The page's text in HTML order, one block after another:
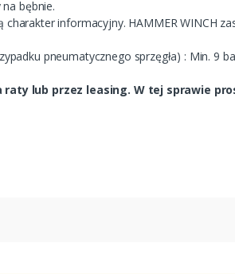
bębnie.
informacyjny. HAMMER WINCH
pneumatycznego sprzęgła) : Min. 9
raty lub przez leasing. W tej sprawie